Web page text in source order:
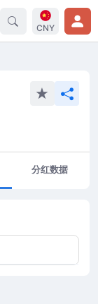
CNY
分红数据